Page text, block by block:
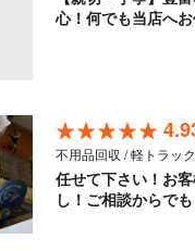
心！何でも当店へ
不用品回収 / 軽トラック
任せて下さい！お
し！ご相談からでも